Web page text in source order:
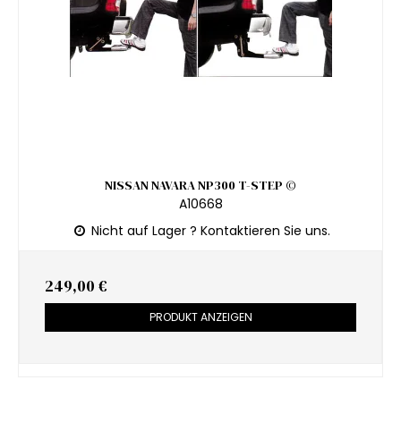
NISSAN NAVARA NP300 T-STEP ©
A10668
Nicht auf Lager ? Kontaktieren Sie uns.
249,00 €
PRODUKT ANZEIGEN